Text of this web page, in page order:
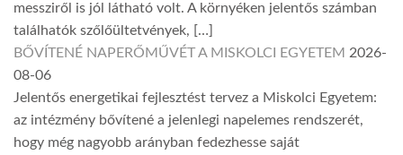
messziről is jól látható volt. A környéken jelentős számban
találhatók szőlőültetvények, […]
BŐVÍTENÉ NAPERŐMŰVÉT A MISKOLCI EGYETEM 2026-
08-06
Jelentős energetikai fejlesztést tervez a Miskolci Egyetem:
az intézmény bővítené a jelenlegi napelemes rendszerét,
hogy még nagyobb arányban fedezhesse saját